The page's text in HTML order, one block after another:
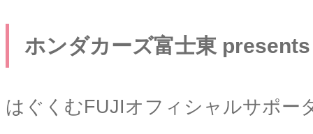
ホンダカーズ富士東 presents
はぐくむFUJIオフィシャルサポー